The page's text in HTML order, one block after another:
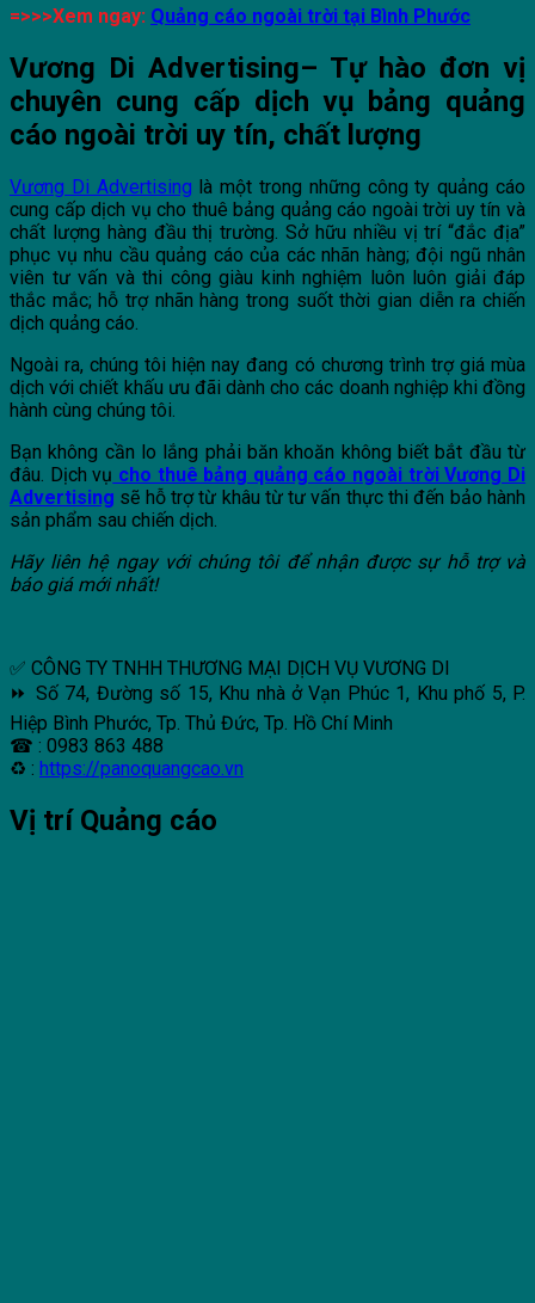
=>>>Xem ngay: Quảng cáo ngoài trời tại Bình Phước
Vương Di Advertising– Tự hào đơn vị
chuyên cung cấp dịch vụ bảng quảng
cáo ngoài trời uy tín, chất lượng
Vương Di Advertising là một trong những công ty quảng cáo
cung cấp dịch vụ cho thuê bảng quảng cáo ngoài trời uy tín và
chất lượng hàng đầu thị trường. Sở hữu nhiều vị trí “đắc địa”
phục vụ nhu cầu quảng cáo của các nhãn hàng; đội ngũ nhân
viên tư vấn và thi công giàu kinh nghiệm luôn luôn giải đáp
thắc mắc; hỗ trợ nhãn hàng trong suốt thời gian diễn ra chiến
dịch quảng cáo.
Ngoài ra, chúng tôi hiện nay đang có chương trình trợ giá mùa
dịch với chiết khấu ưu đãi dành cho các doanh nghiệp khi đồng
hành cùng chúng tôi.
Bạn không cần lo lắng phải băn khoăn không biết bắt đầu từ
đâu. Dịch vụ cho thuê bảng quảng cáo ngoài trời Vương Di
Advertising sẽ hỗ trợ từ khâu từ tư vấn thực thi đến bảo hành
sản phẩm sau chiến dịch.
Hãy liên hệ ngay với chúng tôi để nhận được sự hỗ trợ và
báo giá mới nhất!
✅ CÔNG TY TNHH THƯƠNG MẠI DỊCH VỤ VƯƠNG DI
⏩ Số 74, Đường số 15, Khu nhà ở Vạn Phúc 1, Khu phố 5, P.
Hiệp Bình Phước, Tp. Thủ Đức, Tp. Hồ Chí Minh
☎ : 0983 863 488
♻ : https://panoquangcao.vn
Vị trí Quảng cáo